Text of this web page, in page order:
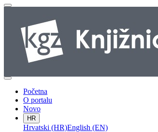
Početna
O portalu
Novo
HR
Hrvatski (HR)English (EN)